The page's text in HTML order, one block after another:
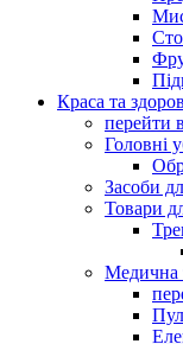
Краса та
перейти
Головні
Засоби
Товари
Медична